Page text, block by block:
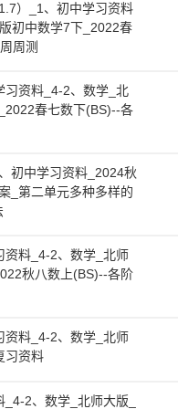
）_1、初中学习资料
初中数学7下_2022春
周测
习资料_4-2、数学_北
春七数下(BS)--各
初中学习资料_2024秋
_第二单元多种多样的
资料_4-2、数学_北师
秋八数上(BS)--各阶
资料_4-2、数学_北师
习资料
2、数学_北师大版_